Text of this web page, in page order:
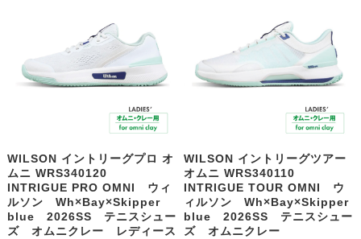
WILSON イントリーグプロ オ
ムニ WRS340120
INTRIGUE PRO OMNI ウィ
ルソン Wh×Bay×Skipper
blue 2026SS テニスシュー
ズ オムニクレー レディース
WILSON イントリーグツアー
オムニ WRS340110
INTRIGUE TOUR OMNI ウ
ィルソン Wh×Bay×Skipper
blue 2026SS テニスシュー
ズ オムニクレー